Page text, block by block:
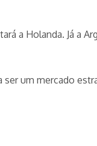
a Holanda. Já a
um mercado